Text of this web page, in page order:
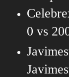
0 vs